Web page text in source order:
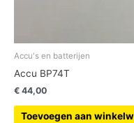
Accu's en batterijen
Accu BP74T
€ 44,00
Toevoegen aan